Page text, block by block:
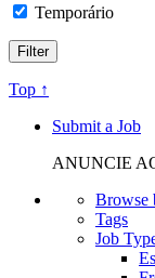
Temporário
Top ↑
Submit a Job
ANUNCIE
Tags
Job